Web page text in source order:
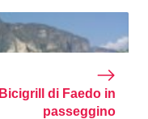
Bicigrill di Faedo in
passeggino